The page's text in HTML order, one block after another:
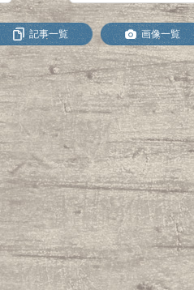
記事一覧 画像一覧